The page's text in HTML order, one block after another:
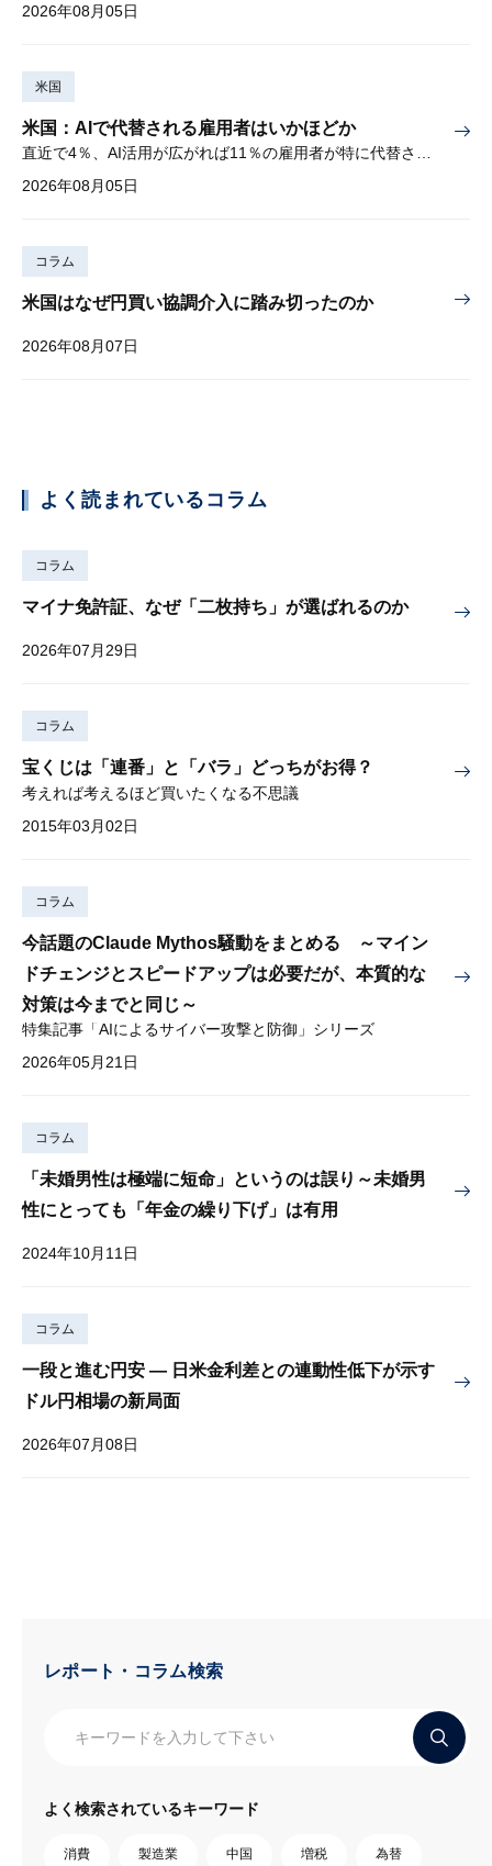
2026年08月05日
米国
米国：AIで代替される雇用者はいかほどか
直近で4％、AI活用が広がれば11％の雇用者が特に代替されやすい
2026年08月05日
コラム
米国はなぜ円買い協調介入に踏み切ったのか
2026年08月07日
よく読まれているコラム
コラム
マイナ免許証、なぜ「二枚持ち」が選ばれるのか
2026年07月29日
コラム
宝くじは「連番」と「バラ」どっちがお得？
考えれば考えるほど買いたくなる不思議
2015年03月02日
コラム
今話題のClaude Mythos騒動をまとめる ～マイン
ドチェンジとスピードアップは必要だが、本質的な
対策は今までと同じ～
特集記事「AIによるサイバー攻撃と防御」シリーズ
2026年05月21日
コラム
「未婚男性は極端に短命」というのは誤り～未婚男
性にとっても「年金の繰り下げ」は有用
2024年10月11日
コラム
一段と進む円安 — 日米金利差との連動性低下が示す
ドル円相場の新局面
2026年07月08日
レポート・コラム検索
よく検索されているキーワード
消費 製造業 中国 増税 為替